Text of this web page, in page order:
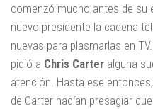
comenzó mucho antes de su
nuevo presidente la cadena
nuevas para plasmarlas en
pidió a Chris Carter alguna
atención. Hasta ese
de Carter hacían presagiar